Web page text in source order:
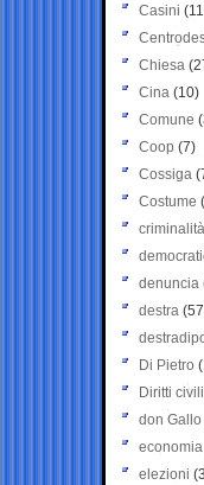
Casini
Chiesa
Cina (10)
Comune
Coop (7)
Cossiga
Costume
criminalità
denuncia
destra
Di Pietro
Diritti civili
don Gallo
economia
elezioni